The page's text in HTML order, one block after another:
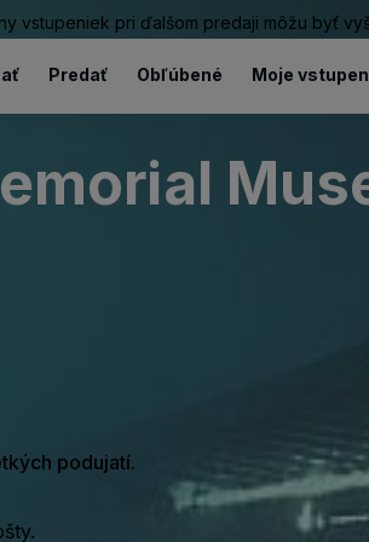
pri ďalšom predaji môžu byť
Predať Obľúbené Moje
podujatí.